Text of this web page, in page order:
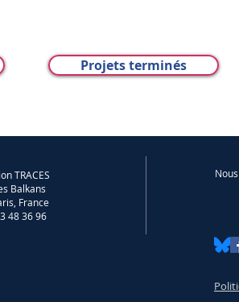
Projets terminés
TRACES
Balkans
France
48 36 96